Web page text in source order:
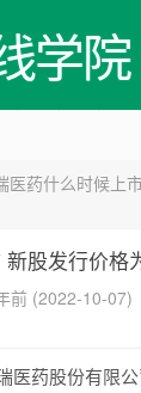
学院
医药什么时候上
股发行价格
前 (2022-10-07)
医药股份有限